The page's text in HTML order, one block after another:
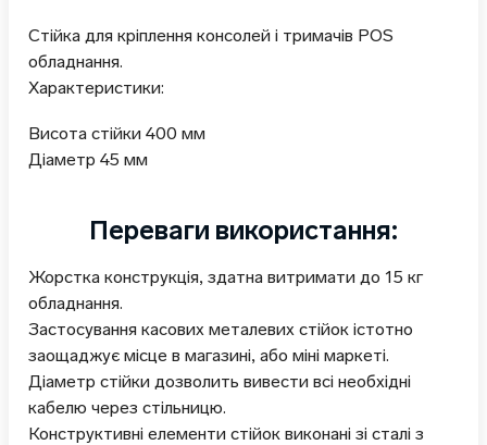
Стійка для кріплення консолей і тримачів POS
обладнання.
Характеристики:
Висота стійки 400 мм
Діаметр 45 мм
Переваги використання:
Жорстка конструкція, здатна витримати до 15 кг
обладнання.
Застосування касових металевих стійок істотно
заощаджує місце в магазині, або міні маркеті.
Діаметр стійки дозволить вивести всі необхідні
кабелю через стільницю.
Конструктивні елементи стійок виконані зі сталі з